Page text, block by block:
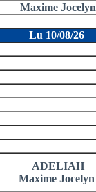
Maxime Jocelyn
Lu 10/08/26
ADELIAH
Maxime Jocelyn